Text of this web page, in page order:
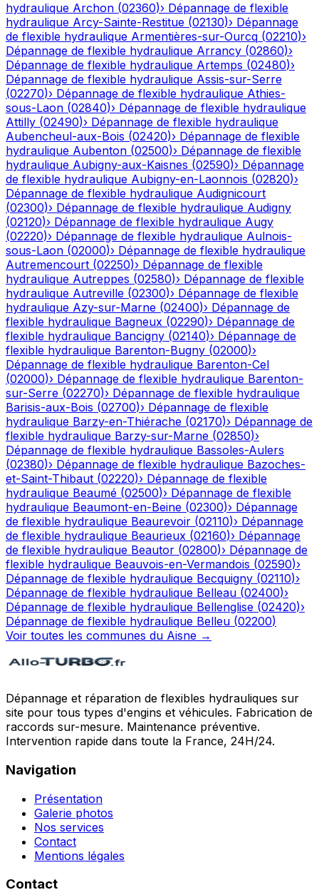
hydraulique Archon (02360)› Dépannage de flexible
hydraulique Arcy-Sainte-Restitue (02130)› Dépannage
de flexible hydraulique Armentières-sur-Ourcq (02210)›
Dépannage de flexible hydraulique Arrancy (02860)›
Dépannage de flexible hydraulique Artemps (02480)›
Dépannage de flexible hydraulique Assis-sur-Serre
(02270)› Dépannage de flexible hydraulique Athies-
sous-Laon (02840)› Dépannage de flexible hydraulique
Attilly (02490)› Dépannage de flexible hydraulique
Aubencheul-aux-Bois (02420)› Dépannage de flexible
hydraulique Aubenton (02500)› Dépannage de flexible
hydraulique Aubigny-aux-Kaisnes (02590)› Dépannage
de flexible hydraulique Aubigny-en-Laonnois (02820)›
Dépannage de flexible hydraulique Audignicourt
(02300)› Dépannage de flexible hydraulique Audigny
(02120)› Dépannage de flexible hydraulique Augy
(02220)› Dépannage de flexible hydraulique Aulnois-
sous-Laon (02000)› Dépannage de flexible hydraulique
Autremencourt (02250)› Dépannage de flexible
hydraulique Autreppes (02580)› Dépannage de flexible
hydraulique Autreville (02300)› Dépannage de flexible
hydraulique Azy-sur-Marne (02400)› Dépannage de
flexible hydraulique Bagneux (02290)› Dépannage de
flexible hydraulique Bancigny (02140)› Dépannage de
flexible hydraulique Barenton-Bugny (02000)›
Dépannage de flexible hydraulique Barenton-Cel
(02000)› Dépannage de flexible hydraulique Barenton-
sur-Serre (02270)› Dépannage de flexible hydraulique
Barisis-aux-Bois (02700)› Dépannage de flexible
hydraulique Barzy-en-Thiérache (02170)› Dépannage de
flexible hydraulique Barzy-sur-Marne (02850)›
Dépannage de flexible hydraulique Bassoles-Aulers
(02380)› Dépannage de flexible hydraulique Bazoches-
et-Saint-Thibaut (02220)› Dépannage de flexible
hydraulique Beaumé (02500)› Dépannage de flexible
hydraulique Beaumont-en-Beine (02300)› Dépannage
de flexible hydraulique Beaurevoir (02110)› Dépannage
de flexible hydraulique Beaurieux (02160)› Dépannage
de flexible hydraulique Beautor (02800)› Dépannage de
flexible hydraulique Beauvois-en-Vermandois (02590)›
Dépannage de flexible hydraulique Becquigny (02110)›
Dépannage de flexible hydraulique Belleau (02400)›
Dépannage de flexible hydraulique Bellenglise (02420)›
Dépannage de flexible hydraulique Belleu (02200)
Voir toutes les communes du Aisne →
Dépannage et réparation de flexibles hydrauliques sur
site pour tous types d'engins et véhicules. Fabrication de
raccords sur-mesure. Maintenance préventive.
Intervention rapide dans toute la France, 24H/24.
Navigation
Présentation
Galerie photos
Nos services
Contact
Mentions légales
Contact